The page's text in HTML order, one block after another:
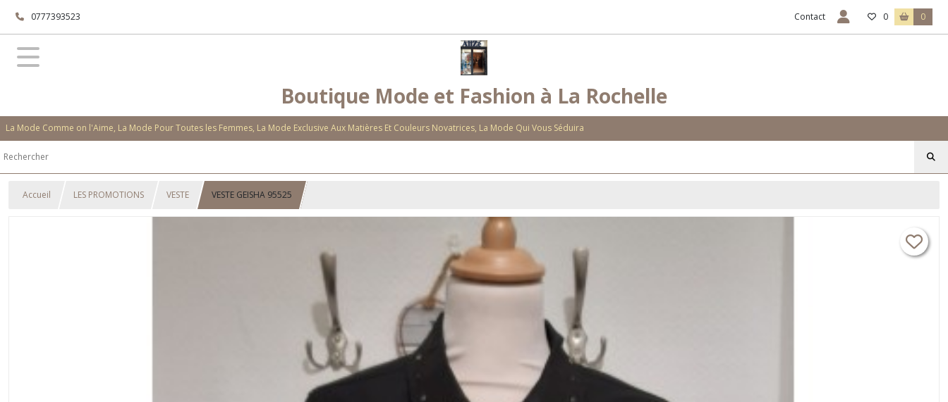
0777393523 Contact 0 0
Boutique Mode et Fashion à La Rochelle
La Mode Comme on l'Aime, La Mode Pour Toutes les Femmes, La Mode Exclusive Aux Matières Et Couleurs Novatrices, La Mode Qui Vous Séduira
Accueil LES PROMOTIONS VESTE VESTE GEISHA 95525